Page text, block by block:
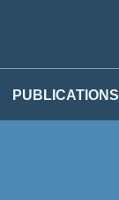
PUBLICATIONS